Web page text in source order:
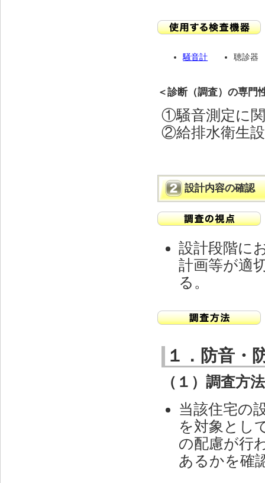
騒音計 聴診器
＜診断（調査）の専門
①騒音測定に
②給排水衛生
設計内容の確認
設計段階に
計画等が適
る。
１．防音・
（１）調査方法
当該住宅の
を対象とし
の配慮が行
あるかを確